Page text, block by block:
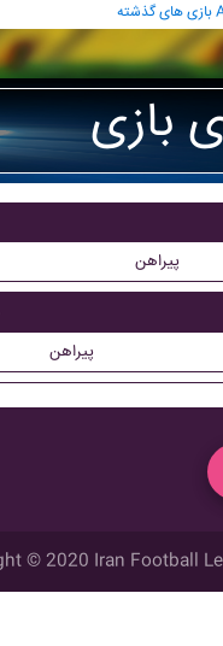
بازی
پیراهن
پیراهن
© 2020 Iran Football